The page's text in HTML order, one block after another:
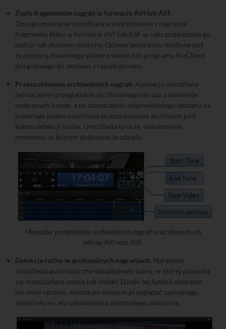
Zapis fragmentów nagrań w formacie AVI lub ASF.
Oprogramowanie umożliwia wyodrębnienie z nagrania
fragmentu filmu w formacie AVI lub ASF w celu przekazania go
policji lub służbom ochrony. Odtworzenie pliku możliwe jest
za pomocą dowolnego playera wideo lub programu NuClient
dołączonego do zestawu z rejestratorem.
Przeszukiwanie archiwalnych nagrań. Aplikacja umożliwia
jednoczesne przeglądanie archiwalnego obrazu z dowolnie
wybranych kamer, a po zaznaczeniu odpowiedniego obszaru na
materiale wideo umożliwia przeszukiwanie archiwum pod
kątem detekcji ruchu. Umożliwia to m.in. odnalezienie
momentu, w którym dokonano kradzieży.
Menadżer przeglądania archiwalnych nagrań oraz eksportu do
plików AVI oraz ASF.
Detekcja ruchu w archiwalnych nagraniach. Narzędzie
umożliwia automatyczne odnalezienie sceny, w której pojawiła
się niepożądana osoba lub obiekt. Dzięki tej funkcji operator
nie musi ręcznie, minuta po minucie przeglądać zapisanego
materiału w celu odnalezienia zaistniałego zdarzenia.